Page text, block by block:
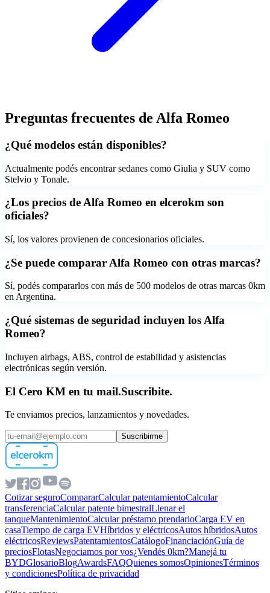
Preguntas frecuentes de Alfa Romeo
¿Qué modelos están disponibles?
Actualmente podés encontrar sedanes como Giulia y SUV como
Stelvio y Tonale.
¿Los precios de Alfa Romeo en elcerokm son
oficiales?
Sí, los valores provienen de concesionarios oficiales.
¿Se puede comparar Alfa Romeo con otras marcas?
Sí, podés compararlos con más de 500 modelos de otras marcas 0km
en Argentina.
¿Qué sistemas de seguridad incluyen los Alfa
Romeo?
Incluyen airbags, ABS, control de estabilidad y asistencias
electrónicas según versión.
El Cero KM en tu mail.Suscribite.
Te enviamos precios, lanzamientos y novedades.
Suscribirme
Cotizar seguroCompararCalcular patentamientoCalcular
transferenciaCalcular patente bimestralLlenar el
tanqueMantenimientoCalcular préstamo prendarioCarga EV en
casaTiempo de carga EVHíbridos y eléctricosAutos híbridosAutos
eléctricosReviewsPatentamientosCatálogoFinanciaciónGuía de
preciosFlotasNegociamos por vos¿Vendés 0km?Manejá tu
BYDGlosarioBlogAwardsFAQQuienes somosOpinionesTérminos
y condicionesPolítica de privacidad